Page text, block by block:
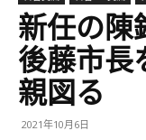
新任の陳
後藤市長
親図る
2021年10月6日